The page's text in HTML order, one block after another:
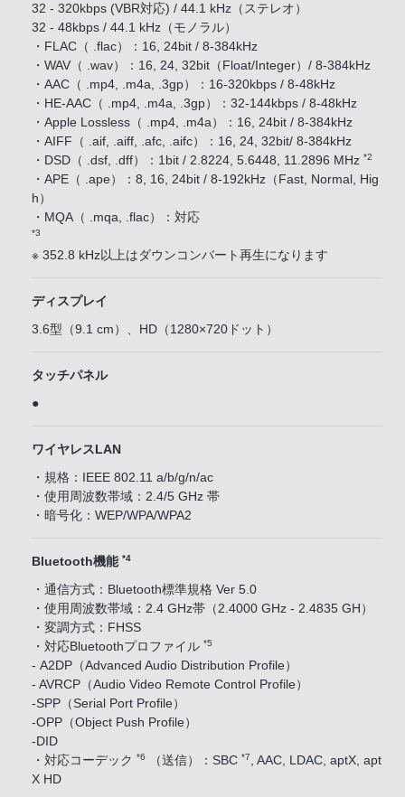
32 - 320kbps (VBR対応) / 44.1 kHz（ステレオ）
32 - 48kbps / 44.1 kHz（モノラル）
・FLAC（ .flac）：16, 24bit / 8-384kHz
・WAV（ .wav）：16, 24, 32bit（Float/Integer）/ 8-384kHz
・AAC（ .mp4, .m4a, .3gp）：16-320kbps / 8-48kHz
・HE-AAC（ .mp4, .m4a, .3gp）：32-144kbps / 8-48kHz
・Apple Lossless（ .mp4, .m4a）：16, 24bit / 8-384kHz
・AIFF（ .aif, .aiff, .afc, .aifc）：16, 24, 32bit/ 8-384kHz
・DSD（ .dsf, .dff）：1bit / 2.8224, 5.6448, 11.2896 MHz *2
・APE（ .ape）：8, 16, 24bit / 8-192kHz（Fast, Normal, Hig
h）
・MQA（ .mqa, .flac）：対応
*3
※ 352.8 kHz以上はダウンコンバート再生になります
ディスプレイ
3.6型（9.1 cm）、HD（1280×720ドット）
タッチパネル
●
ワイヤレスLAN
・規格：IEEE 802.11 a/b/g/n/ac
・使用周波数帯域：2.4/5 GHz 帯
・暗号化：WEP/WPA/WPA2
Bluetooth機能 *4
・通信方式：Bluetooth標準規格 Ver 5.0
・使用周波数帯域：2.4 GHz帯（2.4000 GHz - 2.4835 GH）
・変調方式：FHSS
・対応Bluetoothプロファイル *5
- A2DP（Advanced Audio Distribution Profile）
- AVRCP（Audio Video Remote Control Profile）
-SPP（Serial Port Profile）
-OPP（Object Push Profile）
-DID
・対応コーデック *6 （送信）：SBC *7
, AAC, LDAC, aptX, apt
X HD